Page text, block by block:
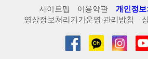
사이트맵 이용약관
개인정
영상정보처리기기운영·관리방침